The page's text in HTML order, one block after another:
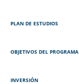
PLAN DE ESTUDIOS
OBJETIVOS DEL PROGRAMA
INVERSIÓN